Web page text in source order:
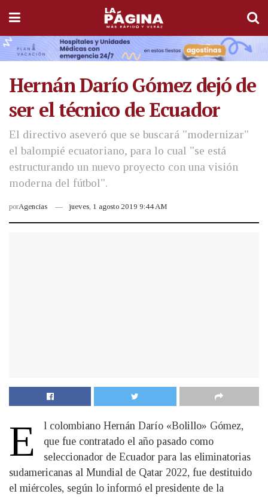
Hernán Darío Gómez dejó de
ser el técnico de Ecuador
El directivo aseveró que se buscará "modernizar"
el balompié ecuatoriano, para lo cual "se está
estructurando un nuevo proyecto con una visión
moderna del fútbol".
porAgencias jueves, 1 agosto 2019 9:44 AM
E
l colombiano Hernán Darío «Bolillo» Gómez,
que fue contratado el año pasado como
seleccionador de Ecuador para las eliminatorias
sudamericanas al Mundial de Qatar 2022, fue destituido
el miércoles, según lo informó el presidente de la